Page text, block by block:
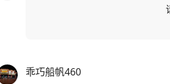
乖巧船帆460